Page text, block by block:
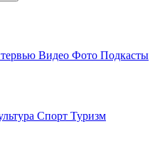
Видео Фото Подкасты
Спорт Туризм